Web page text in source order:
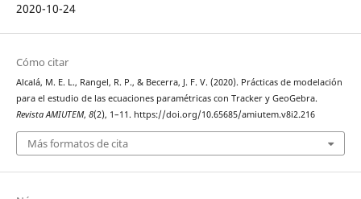
2020-10-24
Cómo citar
Alcalá, M. E. L., Rangel, R. P., & Becerra, J. F. V. (2020). Prácticas de modelación
para el estudio de las ecuaciones paramétricas con Tracker y GeoGebra.
Revista AMIUTEM, 8(2), 1–11. https://doi.org/10.65685/amiutem.v8i2.216
Más formatos de cita